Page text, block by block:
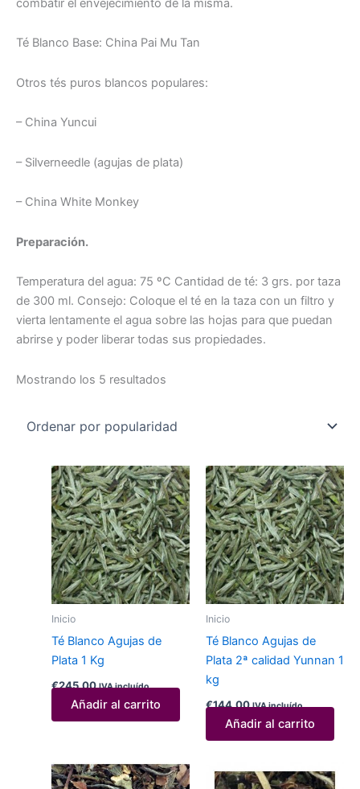
combatir el envejecimiento de la misma.
Té Blanco Base: China Pai Mu Tan
Otros tés puros blancos populares:
– China Yuncui
– Silverneedle (agujas de plata)
– China White Monkey
Preparación.
Temperatura del agua: 75 ºC Cantidad de té: 3 grs. por taza
de 300 ml. Consejo: Coloque el té en la taza con un filtro y
vierta lentamente el agua sobre las hojas para que puedan
abrirse y poder liberar todas sus propiedades.
Mostrando los 5 resultados
Inicio
Té Blanco Agujas de
Plata 1 Kg
€245,00 IVA incluído
Añadir al carrito
Inicio
Té Blanco Agujas de
Plata 2ª calidad Yunnan 1
kg
€144,00 IVA incluído
Añadir al carrito